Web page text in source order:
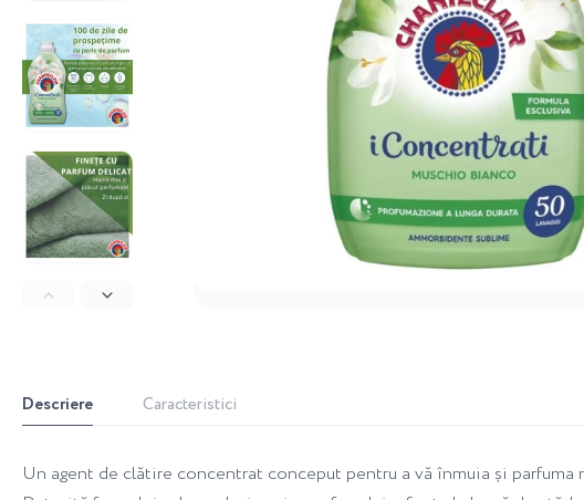
Descriere Caracteristici
Un agent de clătire concentrat conceput pentru a vă înmuia și parfuma